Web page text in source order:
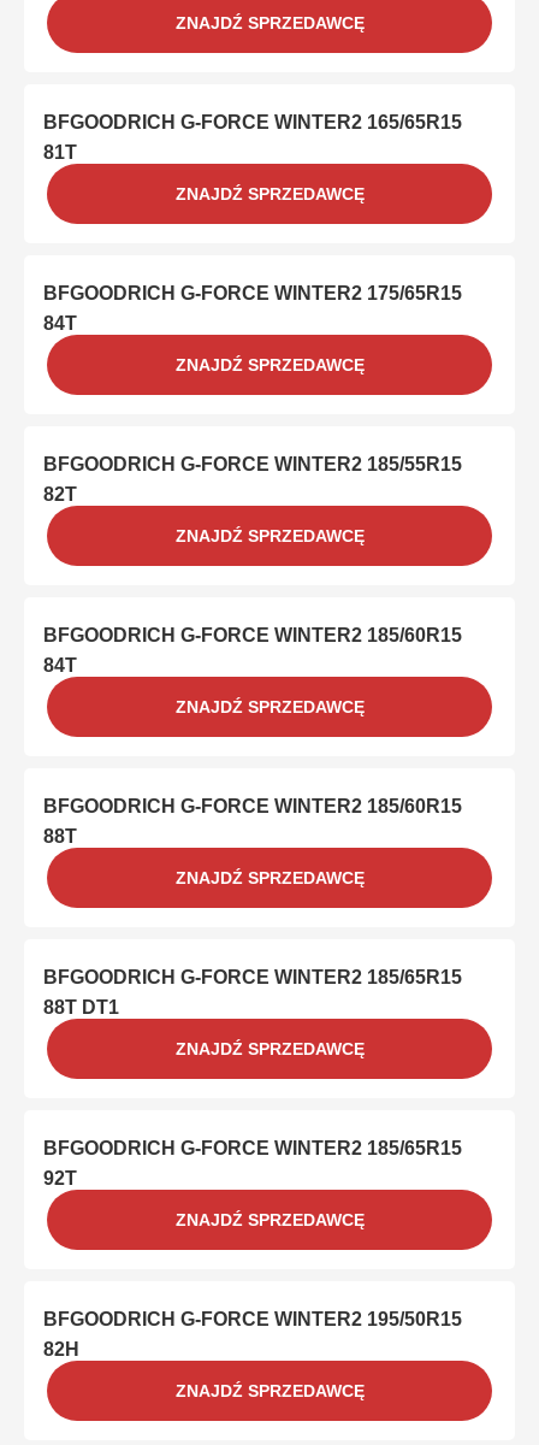
ZNAJDŹ SPRZEDAWCĘ
BFGOODRICH G-FORCE WINTER2 165/65R15
81T
ZNAJDŹ SPRZEDAWCĘ
BFGOODRICH G-FORCE WINTER2 175/65R15
84T
ZNAJDŹ SPRZEDAWCĘ
BFGOODRICH G-FORCE WINTER2 185/55R15
82T
ZNAJDŹ SPRZEDAWCĘ
BFGOODRICH G-FORCE WINTER2 185/60R15
84T
ZNAJDŹ SPRZEDAWCĘ
BFGOODRICH G-FORCE WINTER2 185/60R15
88T
ZNAJDŹ SPRZEDAWCĘ
BFGOODRICH G-FORCE WINTER2 185/65R15
88T DT1
ZNAJDŹ SPRZEDAWCĘ
BFGOODRICH G-FORCE WINTER2 185/65R15
92T
ZNAJDŹ SPRZEDAWCĘ
BFGOODRICH G-FORCE WINTER2 195/50R15
82H
ZNAJDŹ SPRZEDAWCĘ